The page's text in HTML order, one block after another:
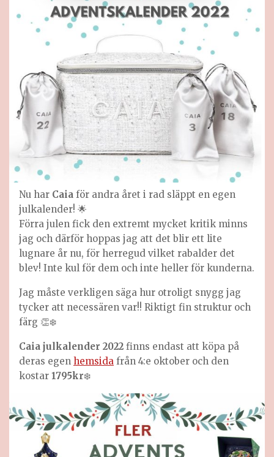
Nu har Caia för andra året i rad släppt en egen
julkalender! 🌟
Förra julen fick den extremt mycket kritik minns
jag och därför hoppas jag att det blir ett lite
lugnare år nu, för herregud vilket rabalder det
blev! Inte kul för dem och inte heller för kunderna.
Jag måste verkligen säga hur otroligt snygg jag
tycker att necessären var!! Riktigt fin struktur och
färg 👏❄️
Caia julkalender 2022 finns endast att köpa på
deras egen hemsida från 4:e oktober och den
kostar 1795kr❄️